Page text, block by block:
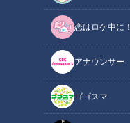
恋はロケ中に！
アナウンサー
ゴゴスマ